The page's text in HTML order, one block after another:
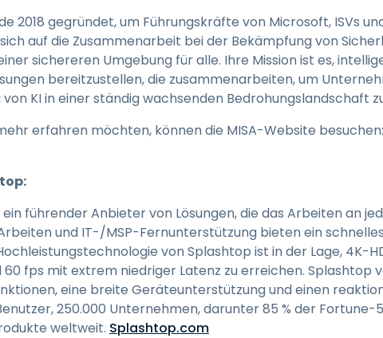
2018 gegründet, um Führungskräfte von Microsoft, ISVs
auf die Zusammenarbeit bei der Bekämpfung von
sichereren Umgebung für alle. Ihre Mission ist es,
bereitzustellen, die zusammenarbeiten, um
KI in einer ständig wachsenden Bedrohungslandschaft
erfahren möchten, können die MISA-Website besuchen:
führender Anbieter von Lösungen, die das Arbeiten an
und IT-/MSP-Fernunterstützung bieten ein
von Splashtop ist in der Lage, 4K-
60 fps mit extrem niedriger Latenz zu erreichen.
eine breite Geräteunterstützung und einen
250.000 Unternehmen, darunter 85 % der
weltweit. Splashtop.com